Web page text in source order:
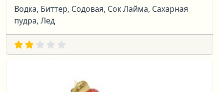
Водка, Биттер, Содовая, Сок Лайма, Сахарная
пудра, Лед